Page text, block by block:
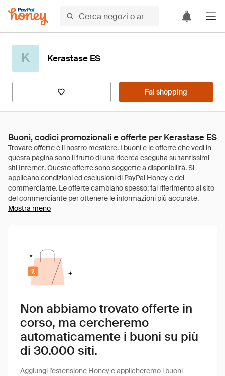
K Kerastase ES
Fai shopping
Buoni, codici promozionali e offerte per Kerastase ES
Mostra meno
Non abbiamo trovato offerte in
corso, ma cercheremo
automaticamente i buoni su più
di 30.000 siti.
Aggiungi l'estensione Honey e applicheremo i buoni